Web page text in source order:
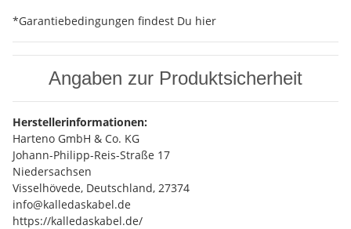
*Garantiebedingungen findest Du hier
Angaben zur Produktsicherheit
Herstellerinformationen:
Harteno GmbH & Co. KG
Johann-Philipp-Reis-Straße 17
Niedersachsen
Visselhövede, Deutschland, 27374
info@kalledaskabel.de
https://kalledaskabel.de/